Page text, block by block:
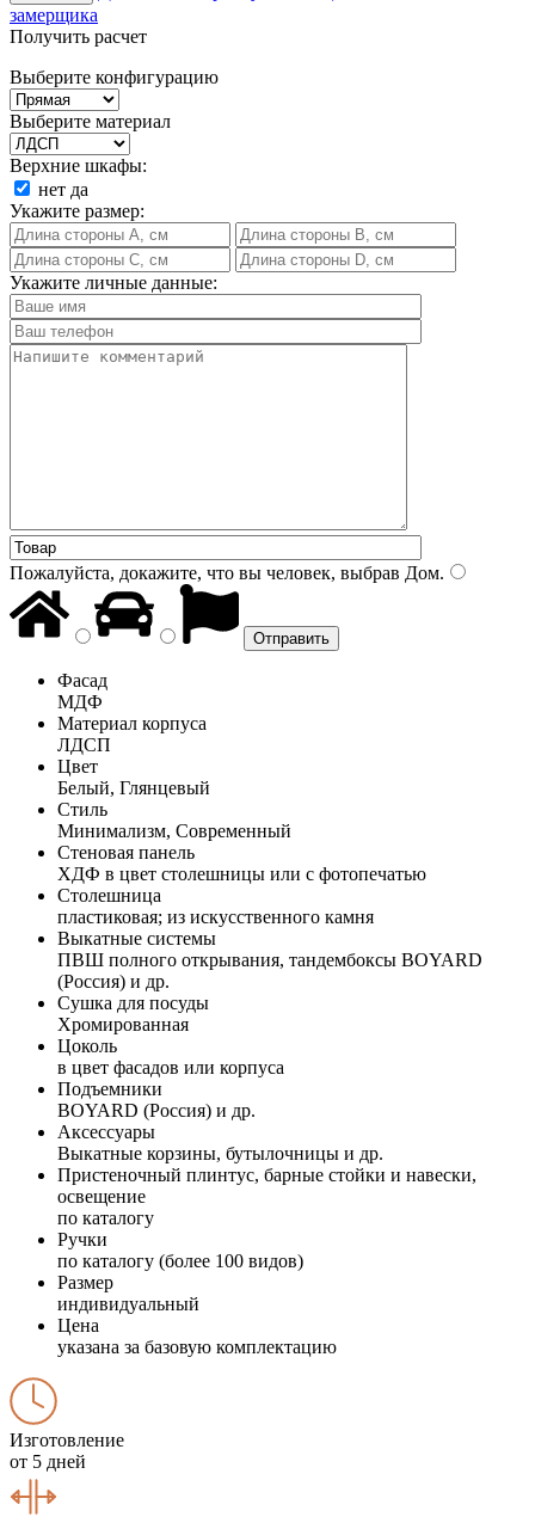
замерщика
Получить расчет
Выберите конфигурацию
Выберите материал
Верхние шкафы:
нет да
Укажите размер:
Укажите личные данные:
Пожалуйста, докажите, что вы человек, выбрав Дом.
Фасад
МДФ
Материал корпуса
ЛДСП
Цвет
Белый, Глянцевый
Стиль
Минимализм, Современный
Стеновая панель
ХДФ в цвет столешницы или с фотопечатью
Столешница
пластиковая; из искусственного камня
Выкатные системы
ПВШ полного открывания, тандембоксы BOYARD
(Россия) и др.
Сушка для посуды
Хромированная
Цоколь
в цвет фасадов или корпуса
Подъемники
BOYARD (Россия) и др.
Аксессуары
Выкатные корзины, бутылочницы и др.
Пристеночный плинтус, барные стойки и навески,
освещение
по каталогу
Ручки
по каталогу (более 100 видов)
Размер
индивидуальный
Цена
указана за базовую комплектацию
Изготовление
от 5 дней